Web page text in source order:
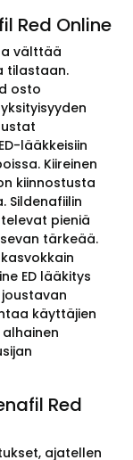
Red Online
välttää
tilastaan.
osto
lääkkeisiin
Kiireinen
kiinnostusta
Sildenafiilin
pieniä
tärkeää.
ED lääkitys
käyttäjien
Red
ajatellen